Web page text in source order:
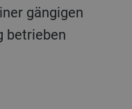
gängigen
betrieben